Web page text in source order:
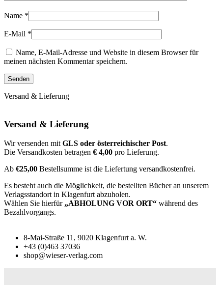
Name *
E-Mail *
Name, E-Mail-Adresse und Website in diesem Browser für
meinen nächsten Kommentar speichern.
Versand & Lieferung
Versand & Lieferung
Wir versenden mit GLS oder österreichischer Post.
Die Versandkosten betragen € 4,00 pro Lieferung.
Ab €25,00 Bestellsumme ist die Liefertung versandkostenfrei.
Es besteht auch die Möglichkeit, die bestellten Bücher an unserem
Verlagsstandort in Klagenfurt abzuholen.
Wählen Sie hierfür „ABHOLUNG VOR ORT“ während des
Bezahlvorgangs.
8-Mai-Straße 11, 9020 Klagenfurt a. W.
+43 (0)463 37036
shop@wieser-verlag.com